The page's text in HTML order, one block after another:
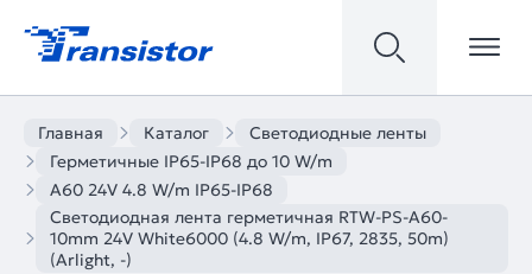
Главная Каталог
Светодиодные ленты
Герметичные IP65-IP68 до 10 W/m
A60 24V 4.8 W/m IP65-IP68
Светодиодная лента герметичная RTW-PS-A60-
10mm 24V White6000 (4.8 W/m, IP67, 2835, 50m)
(Arlight, -)